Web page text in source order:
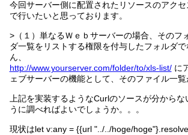
今回サーバー側に配置されたリソースのアク
で行いたいと思っております。
>（１）単なるＷｅｂサーバーの場合、そのフ
ダ一覧をリストする権限を付与したフォルダ
ん、
http://www.yourserver.com/folder/to/xls-list/に
ェブサーバーの機能として、そのファイル一覧
上記を実装するようなCurlのソースが分からな
うに調べればよいでしょうか。。。
現状はlet v:any = {{url "../../hoge/